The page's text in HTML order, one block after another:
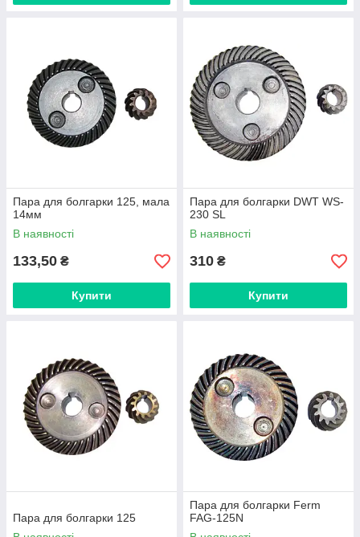
Пара для болгарки 125, мала
14мм
В наявності
133,50 ₴
Купити
Пара для болгарки DWT WS-
230 SL
В наявності
310 ₴
Купити
Пара для болгарки 125
Пара для болгарки Ferm
FAG-125N